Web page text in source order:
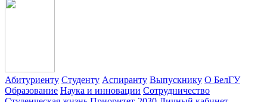
Абитуриенту Студенту Аспиранту Выпускнику О БелГУ
Образование Наука и инновации Сотрудничество